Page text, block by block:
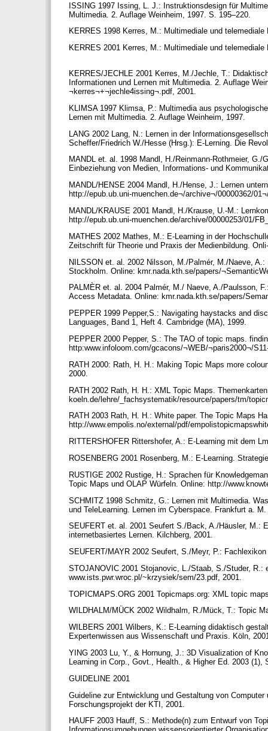
ISSING 1997 Issing, L. J.: Instruktionsdesign für
Multimedia. 2. Auflage Weinheim, 1997. S. 195–220.
KERRES 1998 Kerres, M.: Multimediale und
KERRES 2001 Kerres, M.: Multimediale und
KERRES/JECHLE 2001 Kerres, M./Jechle, T.:
Informationen und Lernen mit Multimedia. 2. Auflage
¬kerres¬+¬jechle4issing¬.pdf, 2001.
KLIMSA 1997 Klimsa, P.: Multimedia aus
Lernen mit Multimedia. 2. Auflage Weinheim, 1997.
LANG 2002 Lang, N.: Lernen in der
Scheffer/Friedrich W./Hesse (Hrsg.): E-Lerning. Die
MANDL et. al. 1998 Mandl, H./Reinmann-Rothmeier,
Einbeziehung von Medien, Informations- und
MANDL/HENSE 2004 Mandl, H./Hense, J.: Lernen
http://epub.ub.uni-muenchen.de¬/archive¬/00000362/
MANDL/KRAUSE 2001 Mandl, H./Krause, U.-M.:
http://epub.ub.uni-muenchen.de/archive/00000253/01/
MATHES 2002 Mathes, M.: E-Learning in der
Zeitschrift für Theorie und Praxis der Medienbildung.
NILSSON et. al. 2002 Nilsson, M./Palmér, M./Naeve,
Stockholm. Online: kmr.nada.kth.se/papers/
PALMÈR et. al. 2004 Palmér, M./ Naeve, A./Paulsson,
Access Metadata. Online: kmr.nada.kth.se/papers/
PEPPER 1999 Pepper,S.: Navigating haystacks and
Languages, Band 1, Heft 4. Cambridge (MA), 1999.
PEPPER 2000 Pepper, S.: The TAO of topic maps.
http:www.infoloom.com/gcacons/¬WEB/¬paris2000¬/
RATH 2000: Rath, H. H.: Making Topic Maps more
2000.
RATH 2002 Rath, H. H.: XML Topic Maps.
koeln.de/lehre/_fachsystematik/resource/papers/tm/
RATH 2003 Rath, H. H.: White paper. The Topic Maps
http://www.empolis.no/external/pdf/
RITTERSHOFER Rittershofer, A.: E-Learning mit dem
ROSENBERG 2001 Rosenberg, M.: E-Learning.
RUSTIGE 2002 Rustige, H.: Sprachen für
Topic Maps und OLAP Würfeln. Online: http://
SCHMITZ 1998 Schmitz, G.: Lernen mit Multimedia.
und TeleLearning. Lernen im Cyberspace. Frankfurt a.
SEUFERT et. al. 2001 Seufert S./Back, A./Häusler, M.:
internetbasiertes Lernen. Kilchberg, 2001.
SEUFERT/MAYR 2002 Seufert, S./Meyr, P.:
STOJANOVIC 2001 Stojanovic, L./Staab, S./Studer, R.:
www.ists.pwr.wroc.pl/~krzysiek/sem/23.pdf, 2001.
TOPICMAPS.ORG 2001 Topicmaps.org: XML topic
WILDHALM/MÜCK 2002 Wildhalm, R./Mück, T.: Topic
WILBERS 2001 Wilbers, K.: E-Learning didaktisch
Expertenwissen aus Wissenschaft und Praxis. Köln,
YING 2003 Lu, Y., & Hornung, J.: 3D Visualization of
Learning in Corp., Govt., Health., & Higher Ed. 2003
GUIDELINE 2001
Guideline zur Entwicklung und Gestaltung von
Forschungsprojekt der KTI, 2001.
HAUFF 2003 Hauff, S.: Methode(n) zum Entwurf von